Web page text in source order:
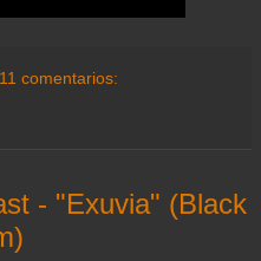
11 comentarios:
- "Exuvia" (Black